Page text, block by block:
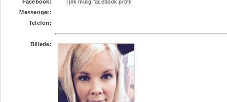
Facebook:
Tjek mulig facebook profil
Messenger:
Telefon:
Billede: